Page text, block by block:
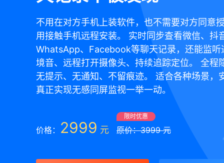
不用在对方手机上装软件，也不需要对方同意
用接触手机远程安装。 实时同步查看微信、抖
WhatsApp、Facebook等聊天记录，还能监听
境音、远程打开摄像头、持续追踪定位。 全程
无提示、无通知、不留痕迹。 适合各种场景，
真正实现无感同屏监视一举一动。
价格： 2999 元
限时优惠
原价：3999 元